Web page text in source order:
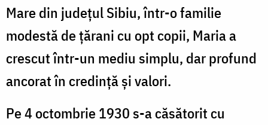
Mare din județul Sibiu, într-o familie
modestă de țărani cu opt copii, Maria a
crescut într-un mediu simplu, dar profund
ancorat în credință și valori.
Pe 4 octombrie 1930 s-a căsătorit cu